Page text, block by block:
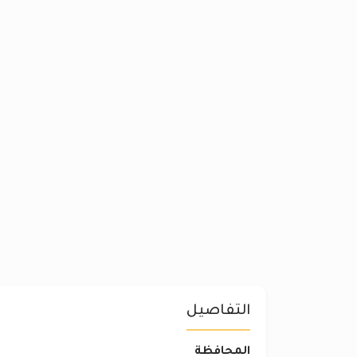
التفاصيل
المحافظة